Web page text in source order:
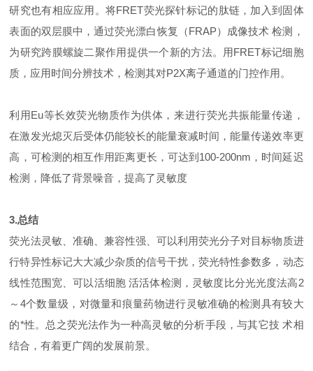
研究也有相应应用。将FRET荧光探针标记的肽链，加入到固体
表面的双层膜中，通过荧光漂白恢复（FRAP）成像技术 检测，
为研究跨膜螺旋二聚作用提供一个新的方法。用FRET标记细胞
质，应用时间分辨技术，检测其对P2X离子通道的门控作用。
利用Eu等长效荧光物质作为供体，来进行荧光共振能量传递，
在激发光熄灭后受体仍能较长的能量衰减时间，能量传递效率更
高，可检测的相互作用距离更长，可达到100-200nm，时间延迟
检测，降低了背景噪音，提高了灵敏度
3.总结
荧光法灵敏、准确、兼容性强、可以利用荧光分子对目标物质进
行特异性标记大大减少杂质的信号干扰，荧光特性参数多，动态
线性范围宽、可以活细胞 活活体检测，灵敏度比分光光度法高2
～4个数量级，对微量和痕量药物进行灵敏准确的检测具有较大
的*性。总之荧光法作为一种高灵敏的分析手段，与其它技 术相
结合，有着更广阔的发展前景。